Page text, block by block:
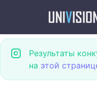
Результаты
на этой